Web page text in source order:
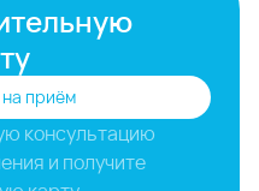
консультацию
и получите
приём